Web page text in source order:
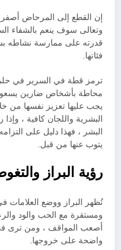
إن القطع إلى المرحاض أصفر
وتعالى سوف ينعم
قدرته على ممارسة نشاطه
فئاتها.
ترمز قطة في السرير في حلم
محاطة بأشخاص ضارين
يجب عليها تعزيز نفسها من
البشرية واللجان كافية ،
البشر ، فهذا دليل على
يتوب عنها من قبل.
رؤية البراز
تُظهر البراز ووضع العلامات
ومستقرة مع الحب والود
أصعب المواقف ، ومن ترى
واضحة على خروجها.